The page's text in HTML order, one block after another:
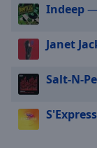
Opacity
Caption
Background
Color
Indeep—
Janet
Salt-N-
S'Express